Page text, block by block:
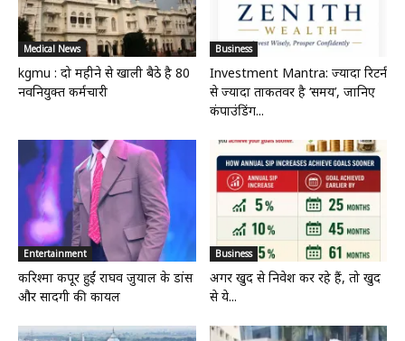
Medical News
kgmu : दो महीने से खाली बैठे है 80
नवनियुक्त कर्मचारी
Business
Investment Mantra: ज्यादा रिटर्न
से ज्यादा ताकतवर है ‘समय’, जानिए
कंपाउंडिंग...
Entertainment
करिश्मा कपूर हुईं राघव जुयाल के डांस
और सादगी की कायल
Business
अगर खुद से निवेश कर रहे हैं, तो खुद
से ये...